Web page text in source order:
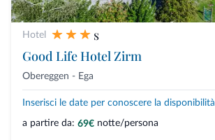
Hotel
s
Good Life Hotel Zirm
Obereggen - Ega
Inserisci le date per conoscere la disponibilità
a partire da: 69€ notte/persona